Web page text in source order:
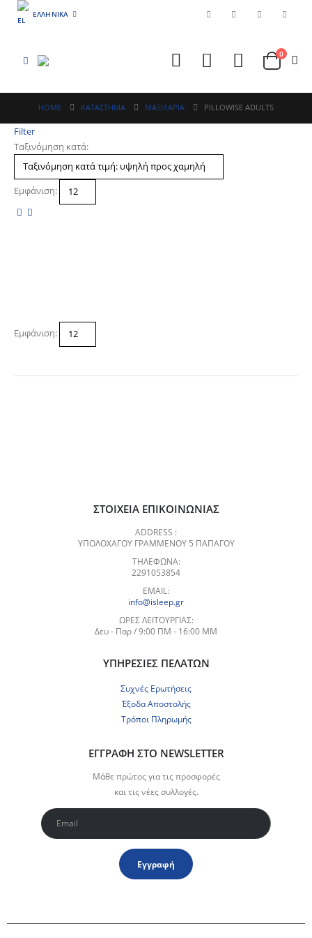
ΕΛΛΗΝΙΚΆ
0
HOME ΚΑΤΆΣΤΗΜΑ ΜΑΞΙΛΑΡΙΑ PILLOWISE ADULTS
Filter
Ταξινόμηση κατά:
Εμφάνιση:
Εμφάνιση:
ΣΤΟΙΧΕΊΑ ΕΠΙΚΟΙΝΩΝΊΑΣ
ADDRESS :
ΥΠΟΛΟΧΑΓΟΥ ΓΡΑΜΜΕΝΟΥ 5 ΠΑΠΑΓΟΥ
ΤΗΛΈΦΩΝΑ:
2291053854
EMAIL:
info@isleep.gr
ΏΡΕΣ ΛΕΙΤΟΥΡΓΊΑΣ:
Δευ - Παρ / 9:00 ΠΜ - 16:00 ΜΜ
ΥΠΗΡΕΣΊΕΣ ΠΕΛΑΤΏΝ
Συχνές Ερωτήσεις
Έξοδα Αποστολής
Τρόποι Πληρωμής
ΕΓΓΡΑΦΉ ΣΤΟ NEWSLETTER
Μάθε πρώτος για τις προσφορές
και τις νέες συλλογές.